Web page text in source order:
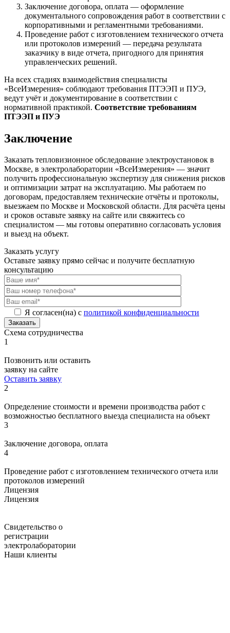
Заключение договора, оплата — оформление
документального сопровождения работ в соответствии с
корпоративными и регламентными требованиями.
Проведение работ с изготовлением технического отчета
или протоколов измерений — передача результата
заказчику в виде отчета, пригодного для принятия
управленческих решений.
На всех стадиях взаимодействия специалисты
«ВсеИзмерения» соблюдают требования ПТЭЭП и ПУЭ,
ведут учёт и документирование в соответствии с
нормативной практикой. Соответствие требованиям
ПТЭЭП и ПУЭ
Заключение
Заказать тепловизионное обследование электроустановок в
Москве, в электролаборатории «ВсеИзмерения» — значит
получить профессиональную экспертизу для снижения рисков
и оптимизации затрат на эксплуатацию. Мы работаем по
договорам, предоставляем технические отчёты и протоколы,
выезжаем по Москве и Московской области. Для расчёта цены
и сроков оставьте заявку на сайте или свяжитесь со
специалистом — мы готовы оперативно согласовать условия
и выезд на объект.
Заказать услугу
Оставьте заявку прямо сейчас и получите бесплатную
консультацию
Я согласен(на) с политикой конфиденциальности
Заказать
Схема сотрудничества
1
Позвонить или оставить
заявку на сайте
Оставить заявку
2
Определение стоимости и времени производства работ с
возможностью бесплатного выезда специалиста на объект
3
Заключение договора, оплата
4
Проведение работ с изготовлением технического отчета или
протоколов измерений
Лицензия
Лицензия
Свидетельство о
регистрации
электролаборатории
Наши клиенты